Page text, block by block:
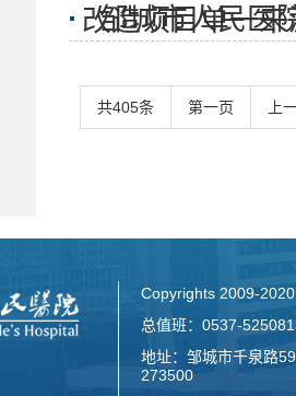
改造项目单一
邹城市人民医
共405条 第一页 上
Copyrights 2009-
总值班：0537-
地址：邹城市千泉路
273500